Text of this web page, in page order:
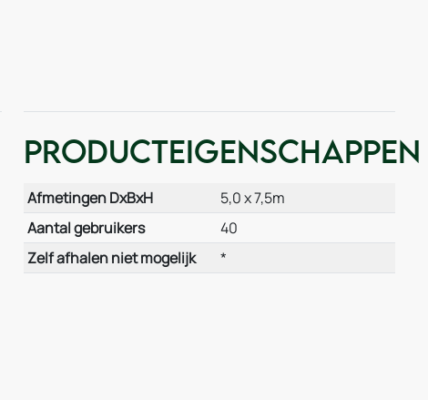
Producteigenschappen
Afmetingen DxBxH
5,0 x 7,5m
Aantal gebruikers
40
Zelf afhalen niet mogelijk
*